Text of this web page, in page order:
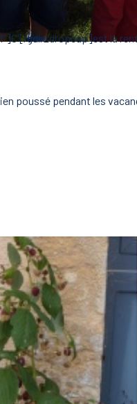
gdlr_dropcap]est la
poussé pendant les